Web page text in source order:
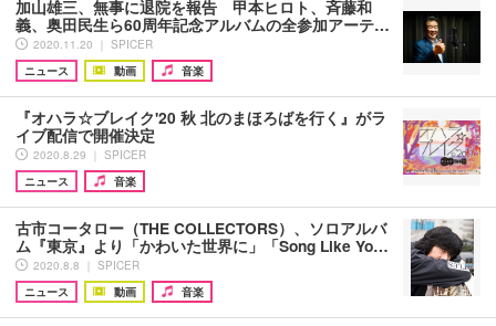
加山雄三、無事に退院を報告 甲本ヒロト、斉藤和
義、奥田民生ら60周年記念アルバムの全参加アーテ…
2020.11.20 ｜ SPICER
ニュース
動画 音楽
『オハラ☆ブレイク'20 秋 北のまほろばを行く』がラ
イブ配信で開催決定
2020.8.29 ｜ SPICER
ニュース
音楽
古市コータロー（THE COLLECTORS）、ソロアルバ
ム『東京』より「かわいた世界に」「Song Like Yo…
2020.8.8 ｜ SPICER
ニュース
動画 音楽